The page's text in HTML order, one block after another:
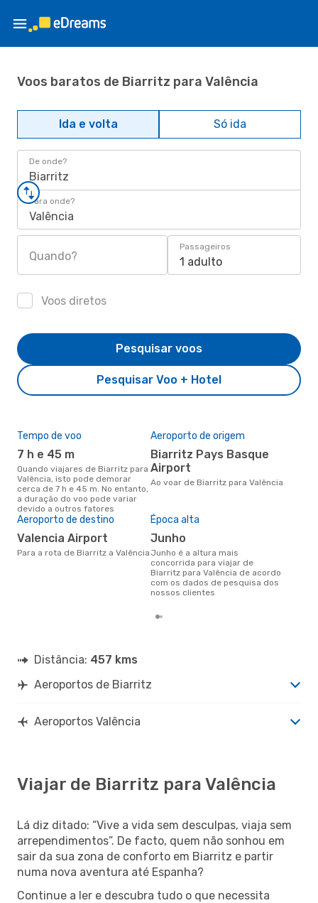
Voos baratos de Biarritz para Valência
Ida e volta Só ida
De onde?
Biarritz
Para onde?
Valência
Quando?
Passageiros
1 adulto
Voos diretos
Pesquisar Voo + Hotel
Pesquisar voos
Tempo de voo
7 h e 45 m
Quando viajares de Biarritz para
Valência, isto pode demorar
cerca de 7 h e 45 m. No entanto,
a duração do voo pode variar
devido a outros fatores
Aeroporto de origem
Biarritz Pays Basque
Airport
Ao voar de Biarritz para Valência
Aeroporto de destino
Valencia Airport
Para a rota de Biarritz a Valência
Época alta
junho
junho é a altura mais
concorrida para viajar de
Biarritz para Valência de acordo
com os dados de pesquisa dos
nossos clientes
Distância: 457 kms
Aeroportos de Biarritz
Aeroportos Valência
Viajar de Biarritz para Valência
Lá diz ditado: “Vive a vida sem desculpas, viaja sem
arrependimentos”. De facto, quem não sonhou em
sair da sua zona de conforto em Biarritz e partir
numa nova aventura até Espanha?
Continue a ler e descubra tudo o que necessita